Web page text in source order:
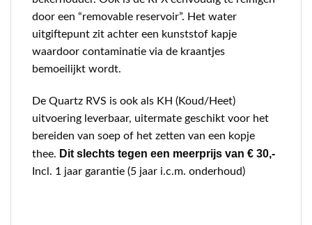
door een “removable reservoir”. Het water
uitgiftepunt zit achter een kunststof kapje
waardoor contaminatie via de kraantjes
bemoeilijkt wordt.
De Quartz RVS is ook als KH (Koud/Heet)
uitvoering leverbaar, uitermate geschikt voor het
bereiden van soep of het zetten van een kopje
thee. Dit slechts tegen een meerprijs van € 30,-
Incl. 1 jaar garantie (5 jaar i.c.m. onderhoud)